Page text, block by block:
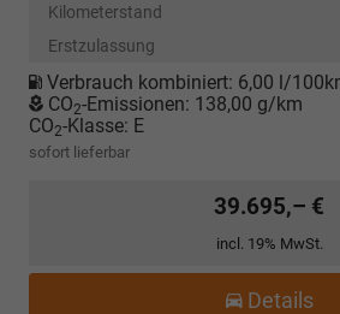
Kilometerstand
Erstzulassung
Verbrauch kombiniert: 6,00 l/
CO2-Emissionen: 138,00 g/km
CO2-Klasse: E
sofort lieferbar
39.695,– €
incl. 19% MwSt.
Details